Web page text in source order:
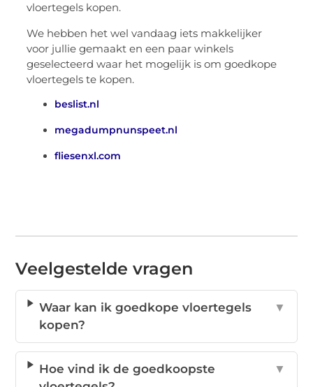
vloertegels kopen.
We hebben het wel vandaag iets makkelijker
voor jullie gemaakt en een paar winkels
geselecteerd waar het mogelijk is om goedkope
vloertegels te kopen.
beslist.nl
megadumpnunspeet.nl
fliesenxl.com
Veelgestelde vragen
Waar kan ik goedkope vloertegels
kopen?
▼
Hoe vind ik de goedkoopste
▼